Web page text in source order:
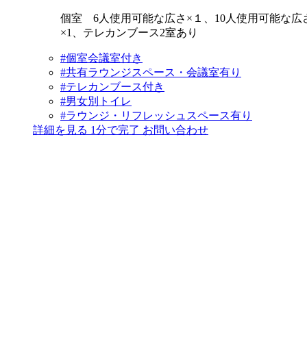
個室 6人使用可能な広さ×１、10人使用可能な広
×1、テレカンブース2室あり
#個室会議室付き
#共有ラウンジスペース・会議室有り
#テレカンブース付き
#男女別トイレ
#ラウンジ・リフレッシュスペース有り
詳細を見る 1分で完了 お問い合わせ